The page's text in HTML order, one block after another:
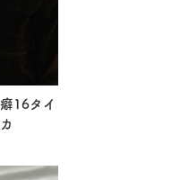
16タイ